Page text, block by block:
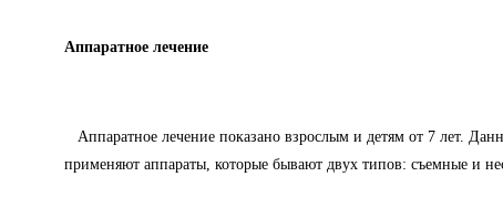
Аппаратное лечение
Аппаратное лечение показано взрослым и детям от 7 лет.
применяют аппараты, которые бывают двух типов: съемные и